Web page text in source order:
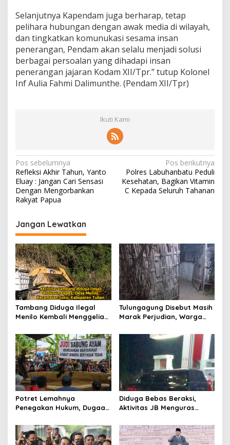
Selanjutnya Kapendam juga berharap, tetap
pelihara hubungan dengan awak media di wilayah,
dan tingkatkan komunukasi sesama insan
penerangan, Pendam akan selalu menjadi solusi
berbagai persoalan yang dihadapi insan
penerangan jajaran Kodam XII/Tpr.” tutup Kolonel
Inf Aulia Fahmi Dalimunthe. (Pendam XII/Tpr)
Ikuti Kami
N
a
v
i
g
a
s
i
p
o
s
Pos sebelumnya
Refleksi Akhir Tahun, Yanto
Eluay : Jangan Cari Sensasi
Dengan Mengorbankan
Rakyat Papua
Pos berikutnya
Polres Labuhanbatu Peduli
Kesehatan, Bagikan Vitamin
C Kepada Seluruh Tahanan
Jangan Lewatkan
Tambang Diduga Ilegal
Menilo Kembali Menggeliat,
Soroti Dugaan Pembiaran
Tulungagung Disebut Masih
Marak Perjudian, Warga
hingga Usut Dugaan Beking
Potret Lemahnya
Penegakan Hukum, Dugaan
Tulungagung Tuai Sorotan
Diduga Bebas Beraksi,
Aktivitas JB Menguras
Bojonegoro Jadi Sorotan
Warga